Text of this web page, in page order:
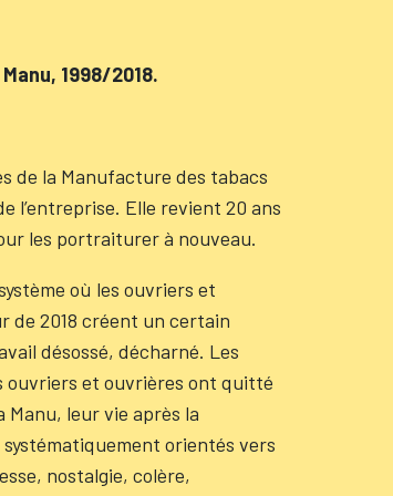
1998/2018.
de la Manufacture des tabacs
l’entreprise. Elle revient 20 ans
les portraiturer à nouveau.
où les ouvriers et
de 2018 créent un certain
désossé, décharné. Les
ouvriers et ouvrières ont quitté
leur vie après la
orientés vers
nostalgie, colère,